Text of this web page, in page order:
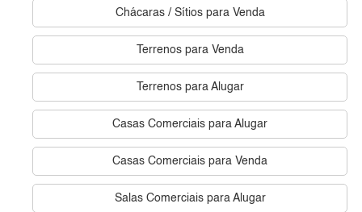
Chácaras / Sítios para Venda
Terrenos para Venda
Terrenos para Alugar
Casas Comerciais para Alugar
Casas Comerciais para Venda
Salas Comerciais para Alugar